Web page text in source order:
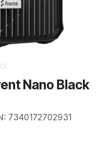
Nano Black
7340172702931